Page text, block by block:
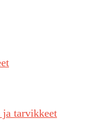
tarvikkeet